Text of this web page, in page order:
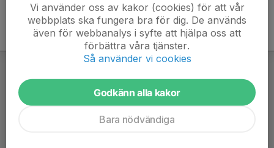
Vi använder oss av kakor (cookies) för att vår
webbplats ska fungera bra för dig. De används
även för webbanalys i syfte att hjälpa oss att
förbättra våra tjänster.
Så använder vi cookies
Godkänn alla kakor
Bara nödvändiga